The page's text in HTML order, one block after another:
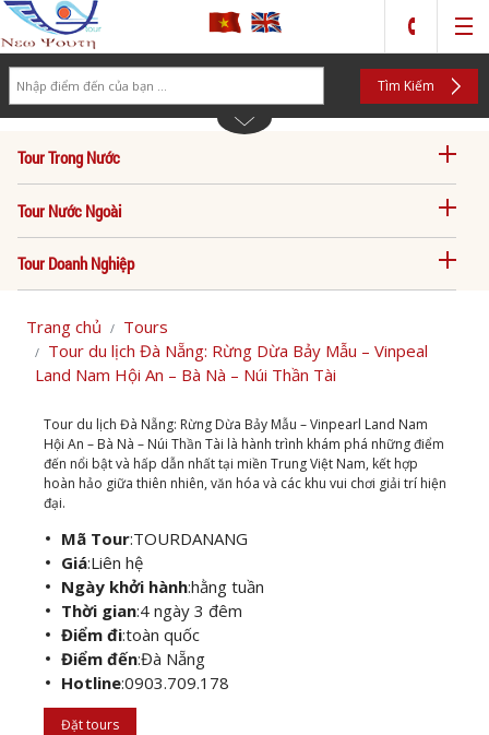
Tìm Kiếm
Tour Trong Nước
Tour Nước Ngoài
Tour Doanh Nghiệp
Trang chủ
Tours
Tour du lịch Đà Nẵng: Rừng Dừa Bảy Mẫu – Vinpeal
Land Nam Hội An – Bà Nà – Núi Thần Tài
Tour du lịch Đà Nẵng: Rừng Dừa Bảy Mẫu – Vinpearl Land Nam
Hội An – Bà Nà – Núi Thần Tài là hành trình khám phá những điểm
đến nổi bật và hấp dẫn nhất tại miền Trung Việt Nam, kết hợp
hoàn hảo giữa thiên nhiên, văn hóa và các khu vui chơi giải trí hiện
đại.
Mã Tour:TOURDANANG
Giá:Liên hệ
Ngày khởi hành:hằng tuần
Thời gian:4 ngày 3 đêm
Điểm đi:toàn quốc
Điểm đến:Đà Nẵng
Hotline:0903.709.178
Đặt tours